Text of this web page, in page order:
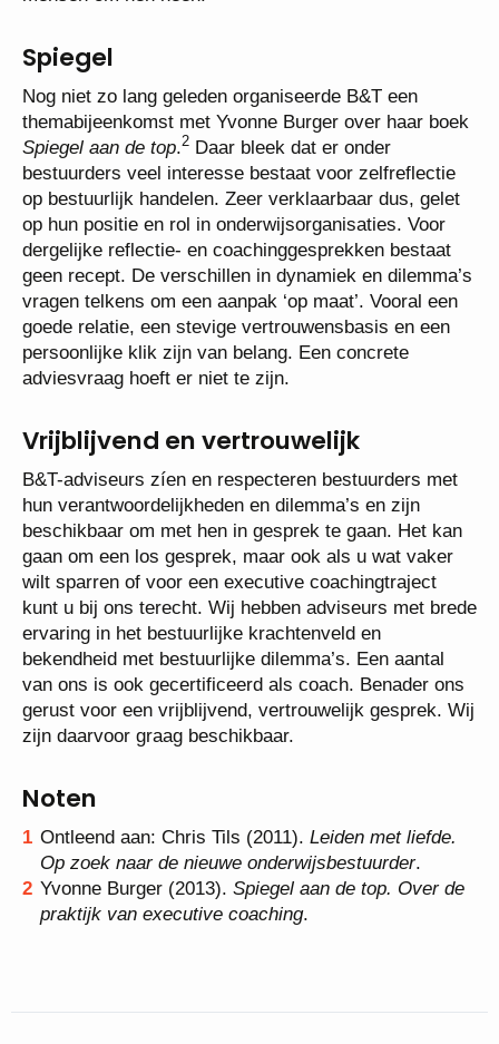
Spiegel
Nog niet zo lang geleden organiseerde B&T een
themabijeenkomst met Yvonne Burger over haar boek
Spiegel aan de top.2 Daar bleek dat er onder
bestuurders veel interesse bestaat voor zelfreflectie
op bestuurlijk handelen. Zeer verklaarbaar dus, gelet
op hun positie en rol in onderwijsorganisaties. Voor
dergelijke reflectie- en coachinggesprekken bestaat
geen recept. De verschillen in dynamiek en dilemma’s
vragen telkens om een aanpak ‘op maat’. Vooral een
goede relatie, een stevige vertrouwensbasis en een
persoonlijke klik zijn van belang. Een concrete
adviesvraag hoeft er niet te zijn.
Vrijblijvend en vertrouwelijk
B&T-adviseurs zíen en respecteren bestuurders met
hun verantwoordelijkheden en dilemma’s en zijn
beschikbaar om met hen in gesprek te gaan. Het kan
gaan om een los gesprek, maar ook als u wat vaker
wilt sparren of voor een executive coachingtraject
kunt u bij ons terecht. Wij hebben adviseurs met brede
ervaring in het bestuurlijke krachtenveld en
bekendheid met bestuurlijke dilemma’s. Een aantal
van ons is ook gecertificeerd als coach. Benader ons
gerust voor een vrijblijvend, vertrouwelijk gesprek. Wij
zijn daarvoor graag beschikbaar.
Noten
Ontleend aan: Chris Tils (2011). Leiden met liefde.
Op zoek naar de nieuwe onderwijsbestuurder.
Yvonne Burger (2013). Spiegel aan de top. Over de
praktijk van executive coaching.